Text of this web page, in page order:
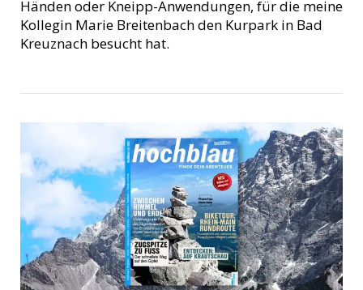
Händen oder Kneipp-Anwendungen, für die meine
Kollegin Marie Breitenbach den Kurpark in Bad
Kreuznach besucht hat.